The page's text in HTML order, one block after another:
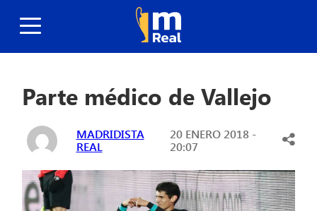
Parte médico de Vallejo
MADRIDISTA
REAL
20 ENERO 2018 -
20:07